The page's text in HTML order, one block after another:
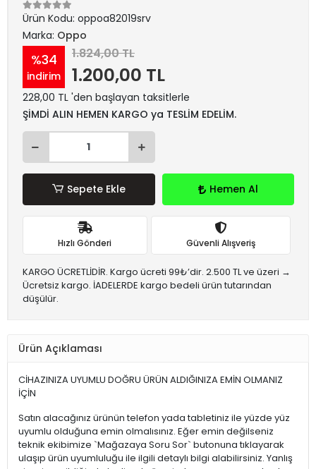
Ürün Kodu: oppoa82019srv
Marka: Oppo
%34
indirim
1.824,00 TL
1.200,00 TL
228,00 TL 'den başlayan taksitlerle
ŞİMDİ ALIN HEMEN KARGO ya TESLİM EDELİM.
Sepete Ekle Hemen Al
Hızlı Gönderi Güvenli Alışveriş
KARGO ÜCRETLİDİR. Kargo ücreti 99₺’dir. 2.500 TL ve üzeri →
Ücretsiz kargo. İADELERDE kargo bedeli ürün tutarından
düşülür.
Ürün Açıklaması
CİHAZINIZA UYUMLU DOĞRU ÜRÜN ALDIĞINIZA EMİN OLMANIZ
İÇİN
Satın alacağınız ürünün telefon yada tabletiniz ile yüzde yüz
uyumlu olduğuna emin olmalısınız. Eğer emin değilseniz
teknik ekibimize `Mağazaya Soru Sor` butonuna tıklayarak
ulaşıp ürün uyumluluğu ile ilgili detaylı bilgi alabilirsiniz. Yanlış